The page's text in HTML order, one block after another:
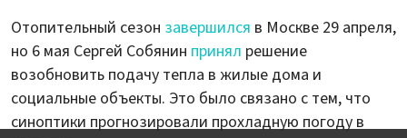
Отопительный сезон завершился в Москве 29 апреля,
но 6 мая Сергей Собянин принял решение
возобновить подачу тепла в жилые дома и
социальные объекты. Это было связано с тем, что
синоптики прогнозировали прохладную погоду в